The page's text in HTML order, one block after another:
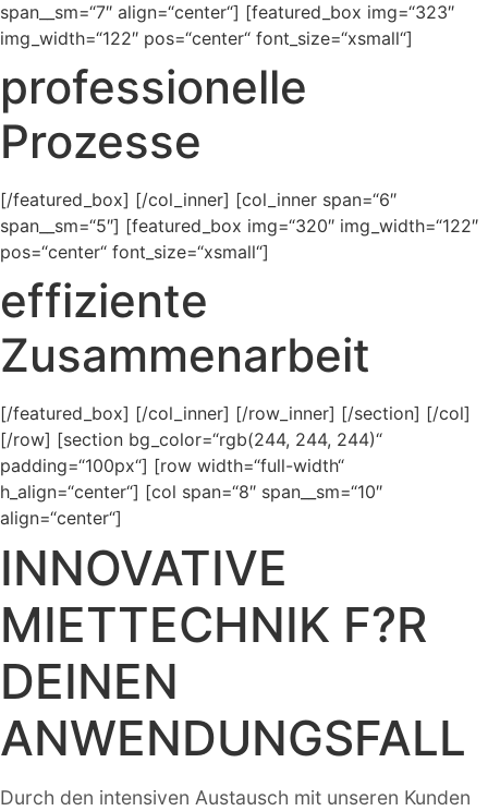
span__sm=“7″ align=“center“] [featured_box img=“323″
img_width=“122″ pos=“center“ font_size=“xsmall“]
professionelle
Prozesse
[/featured_box] [/col_inner] [col_inner span=“6″
span__sm=“5″] [featured_box img=“320″ img_width=“122″
pos=“center“ font_size=“xsmall“]
effiziente
Zusammenarbeit
[/featured_box] [/col_inner] [/row_inner] [/section] [/col]
[/row] [section bg_color=“rgb(244, 244, 244)“
padding=“100px“] [row width=“full-width“
h_align=“center“] [col span=“8″ span__sm=“10″
align=“center“]
INNOVATIVE
MIETTECHNIK F?R
DEINEN
ANWENDUNGSFALL
Durch den intensiven Austausch mit unseren Kunden